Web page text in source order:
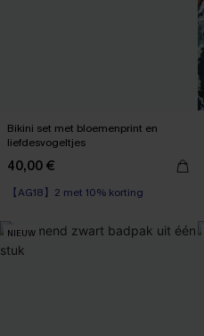
Bikini set met bloemenprint en
liefdesvogeltjes
40,00 €
【AG18】2 met 10% korting
High Waist
NIEUW